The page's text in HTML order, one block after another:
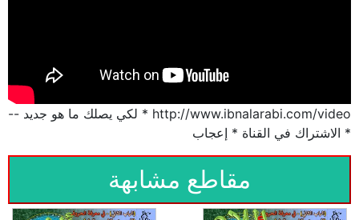
http://www.ibnalarabi.com/video * لكي يصلك ما هو جديد --
* الاشتراك في القناة * إعجاب
مقاطع مشابهة